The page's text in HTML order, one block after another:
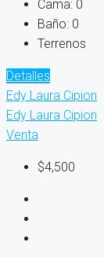
Cama: 0
Baño: 0
Terrenos
Detalles
Edy Laura Cipion
Edy Laura Cipion
Venta
$4,500